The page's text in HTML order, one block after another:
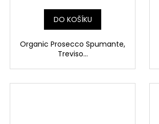
DO KOŠÍKU
Organic Prosecco Spumante,
Treviso...